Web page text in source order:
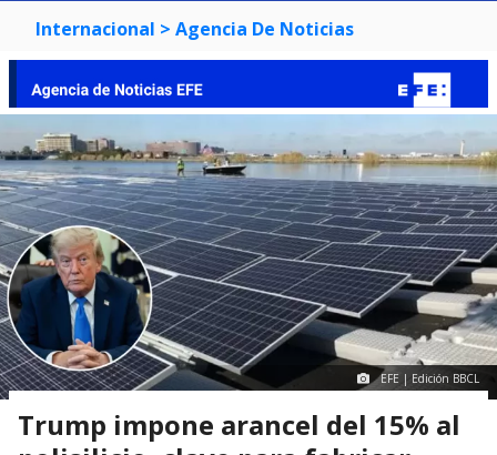
Internacional > Agencia De Noticias
EFE | Edición BBCL
Trump impone arancel del 15% al